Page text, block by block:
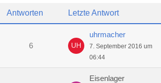
Antworten Letzte Antwort
6
uhrmacher
7. September 2016 um
06:44
Eisenlager